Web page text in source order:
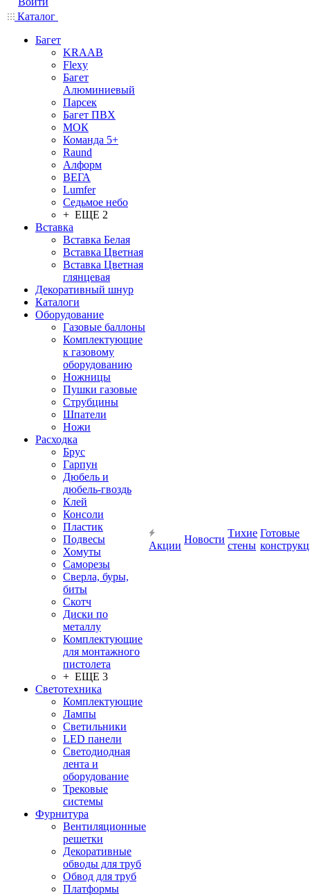
Каталог
Багет
KRAAB
Flexy
Багет
Алюминиевый
Парсек
Багет ПВХ
МОК
Команда 5+
Raund
Алформ
ВЕГА
Lumfer
Седьмое небо
+ ЕЩЕ 2
Вставка
Вставка Белая
Вставка Цветная
Вставка Цветная
глянцевая
Декоративный шнур
Каталоги
Оборудование
Газовые баллоны
Комплектующие
к газовому
оборудованию
Ножницы
Пушки газовые
Струбцины
Шпатели
Ножи
Расходка
Брус
Гарпун
Дюбель и
дюбель-гвоздь
Клей
Консоли
Пластик
Подвесы
Хомуты
Саморезы
Сверла, буры,
биты
Скотч
Диски по
металлу
Комплектующие
для монтажного
пистолета
+ ЕЩЕ 3
Светотехника
Комплектующие
Лампы
Светильники
LED панели
Светодиодная
лента и
оборудование
Трековые
системы
Фурнитура
Вентиляционные
решетки
Декоративные
обводы для труб
Обвод для труб
Платформы
Акции
Новости
Тихие
стены
Готовые